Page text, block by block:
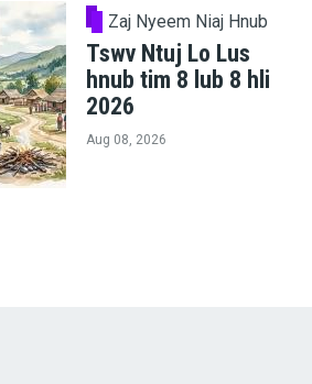
Zaj Nyeem Niaj Hnub
Tswv Ntuj Lo Lus
hnub tim 8 lub 8 hli
2026
Aug 08, 2026